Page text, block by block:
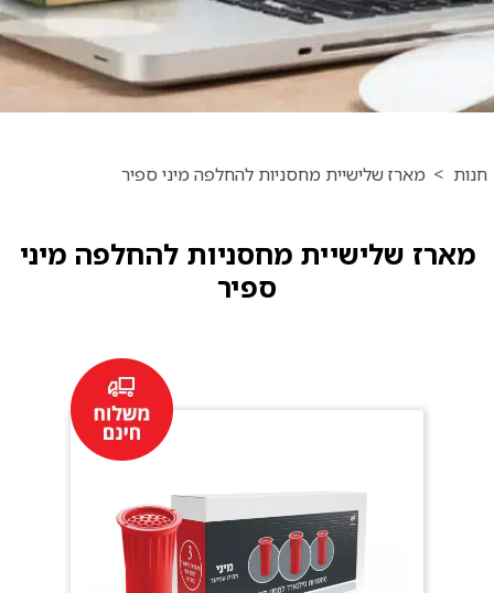
חנות > מארז שלישיית מחסניות להחלפה מיני ספיר
מארז שלישיית מחסניות להחלפה מיני
ספיר